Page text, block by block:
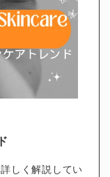
しく解説してい